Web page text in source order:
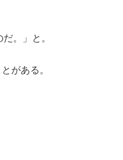
。」と。
がある。